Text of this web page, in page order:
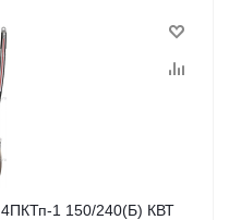
1 150/240(Б) КВТ